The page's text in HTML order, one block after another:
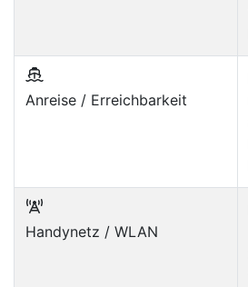
Anreise / Erreichbarkeit
Handynetz / WLAN